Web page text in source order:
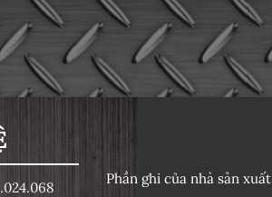
Phần ghi của nhà sản xuất